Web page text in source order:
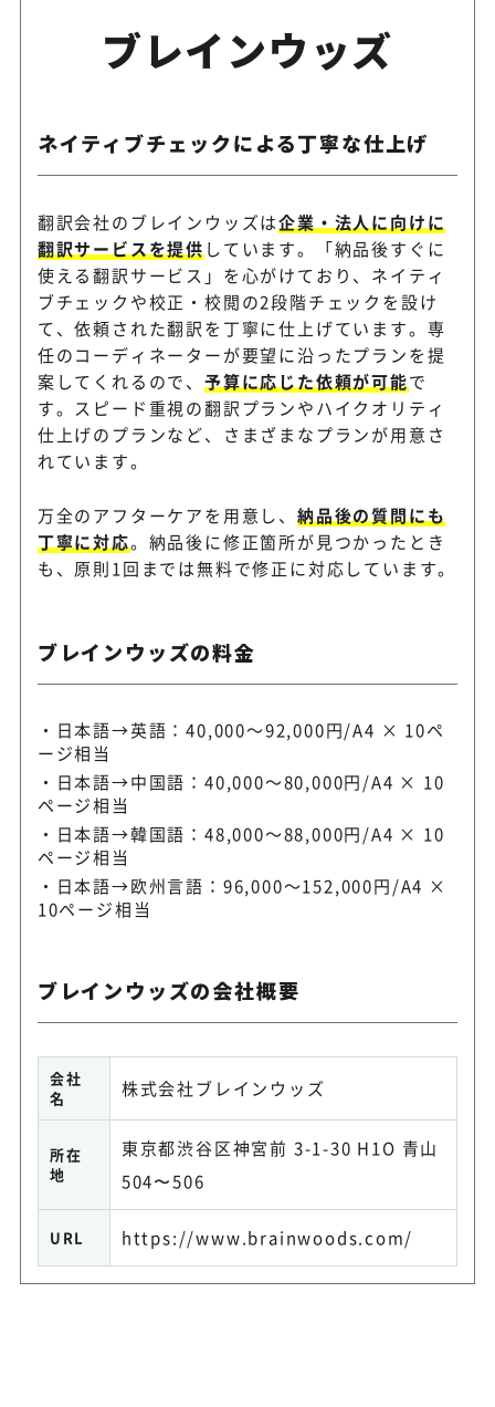
ブレインウッズ
ネイティブチェックによる丁寧な仕上げ
翻訳会社のブレインウッズは企業・法人に向けに
翻訳サービスを提供 しています。「納品後すぐに
使える翻訳サービス」を心がけており、ネイティ
ブチェックや校正・校閲の2段階チェックを設け
て、依頼された翻訳を丁寧に仕上げています。専
任のコーディネーターが要望に沿ったプランを提
案してくれるので、予算に応じた依頼が可能で
す。スピード重視の翻訳プランやハイクオリティ
仕上げのプランなど、さまざまなプランが用意さ
れています。
万全のアフターケアを用意し、 納品後の質問にも
丁寧に対応。納品後に修正箇所が見つかったとき
も、原則1回までは無料で修正に対応しています。
ブレインウッズの料金
日本語→英語：40,000～92,000円/A4 × 10ペ
ージ相当
日本語→中国語：40,000～80,000円/A4 × 10
ページ相当
日本語→韓国語：48,000～88,000円/A4 × 10
ページ相当
日本語→欧州言語：96,000～152,000円/A4 ×
10ページ相当
ブレインウッズの会社概要
会社
名
株式会社ブレインウッズ
所在
地
東京都渋谷区神宮前 3-1-30 H1O 青山
504〜506
URL https://www.brainwoods.com/